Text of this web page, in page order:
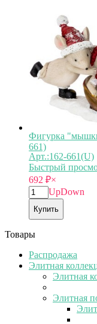
Фигурка
661)
Арт.:162-661(U)
Быстрый
692 ₽×
UpDown
Купить
Товары
Распродажа
Элитная
Элитная
Элитная